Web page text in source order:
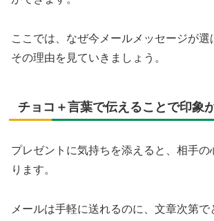
ここでは、なぜ今メールメッセージが選
その理由を見ていきましょう。
チョコ＋言葉で伝えることで印象
プレゼントに気持ちを添えると、相手の
ります。
メールは手軽に送れるのに、文章次第